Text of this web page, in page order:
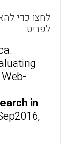
לחצו כדי
לפריט
in